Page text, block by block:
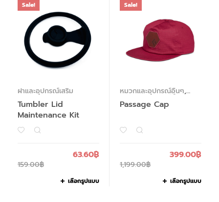
Sale!
ฝาและอุปกรณ์เสริม
Tumbler Lid
Maintenance Kit
159.00฿
63.60฿
เลือกรูปแบบ
Sale!
หมวกและอุปกรณ์อื่นๆ,
หมวกและอุปกรณ์อื่นๆ
Passage Cap
1,199.00฿
399.00฿
เลือกรูปแบบ